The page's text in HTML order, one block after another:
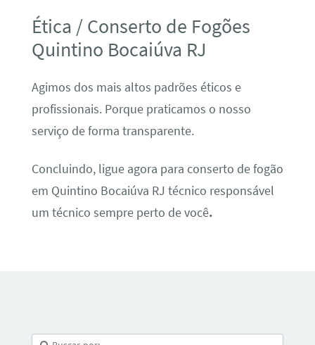
Ética / Conserto de Fogões
Quintino Bocaiúva RJ
Agimos dos mais altos padrões éticos e
profissionais. Porque praticamos o nosso
serviço de forma transparente.
Concluindo, ligue agora para conserto de fogão
em Quintino Bocaiúva RJ técnico responsável
um técnico sempre perto de você.